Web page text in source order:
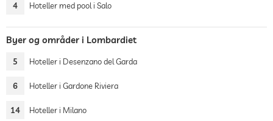
4 Hoteller med pool i Salo
Byer og områder i Lombardiet
5 Hoteller i Desenzano del Garda
6 Hoteller i Gardone Riviera
14 Hoteller i Milano